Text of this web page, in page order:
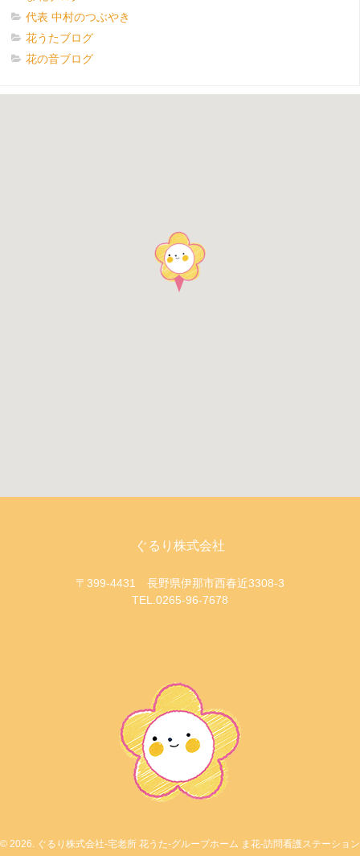
代表 中村のつぶやき
花うたブログ
花の音ブログ
ぐるり株式会社
〒399-4431 長野県伊那市西春近3308-3
TEL.0265-96-7678
© 2026. ぐるり株式会社-宅老所 花うた-グループホーム ま花-訪問看護ステーション